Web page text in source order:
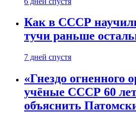
Как в СССР
тучи раньше
7 дней спустя
«Гнездо огненного
учёные СССР 60
объяснить